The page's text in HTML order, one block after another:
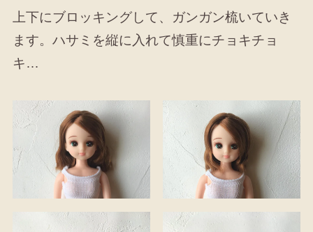
上下にブロッキングして、ガンガン梳いていき
ます。ハサミを縦に入れて慎重にチョキチョ
キ…